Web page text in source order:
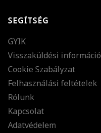
SEGÍTSÉG
GYIK
Visszaküldési információ
Cookie Szabályzat
Felhasználási feltételek
Rólunk
Kapcsolat
Adatvédelem